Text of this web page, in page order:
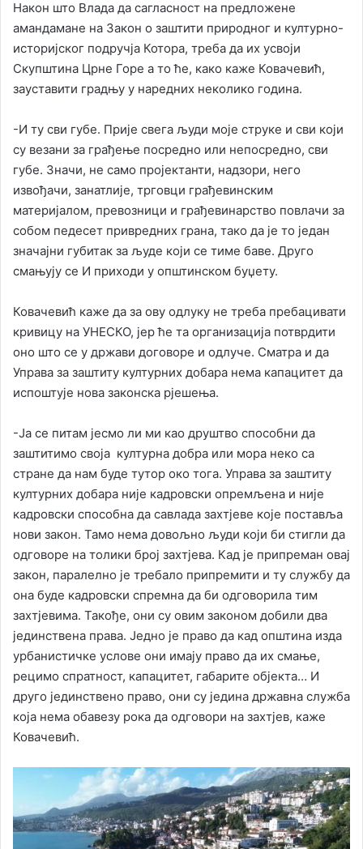
Након што Влада да сагласност на предложене
амандамане на Закон о заштити природног и културно-
историјског подручја Котора, треба да их усвоји
Скупштина Црне Горе а то ће, како каже Ковачевић,
зауставити градњу у наредних неколико година.
-И ту сви губе. Прије свега људи моје струке и сви који
су везани за грађење посредно или непосредно, сви
губе. Значи, не само пројектанти, надзори, него
извођачи, занатлије, трговци грађевинским
материјалом, превозници и грађевинарство повлачи за
собом педесет привредних грана, тако да је то један
значајни губитак за људе који се тиме баве. Друго
смањују се И приходи у општинском буџету.
Ковачевић каже да за ову одлуку не треба пребацивати
кривицу на УНЕСКО, јер ће та организација потврдити
оно што се у држави договоре и одлуче. Сматра и да
Управа за заштиту културних добара нема капацитет да
испоштује нова законска рјешења.
-Ја се питам јесмо ли ми као друштво способни да
заштитимо своја културна добра или мора неко са
стране да нам буде тутор око тога. Управа за заштиту
културних добара није кадровски опремљена и није
кадровски способна да савлада захтјеве које поставља
нови закон. Тамо нема довољно људи који би стигли да
одговоре на толики број захтјева. Кад је припреман овај
закон, паралелно је требало припремити и ту службу да
она буде кадровски спремна да би одговорила тим
захтјевима. Такође, они су овим законом добили два
јединствена права. Једно је право да кад општина изда
урбанистичке услове они имају право да их смање,
рецимо спратност, капацитет, габарите објекта… И
друго јединствено право, они су једина државна служба
која нема обавезу рока да одговори на захтјев, каже
Ковачевић.